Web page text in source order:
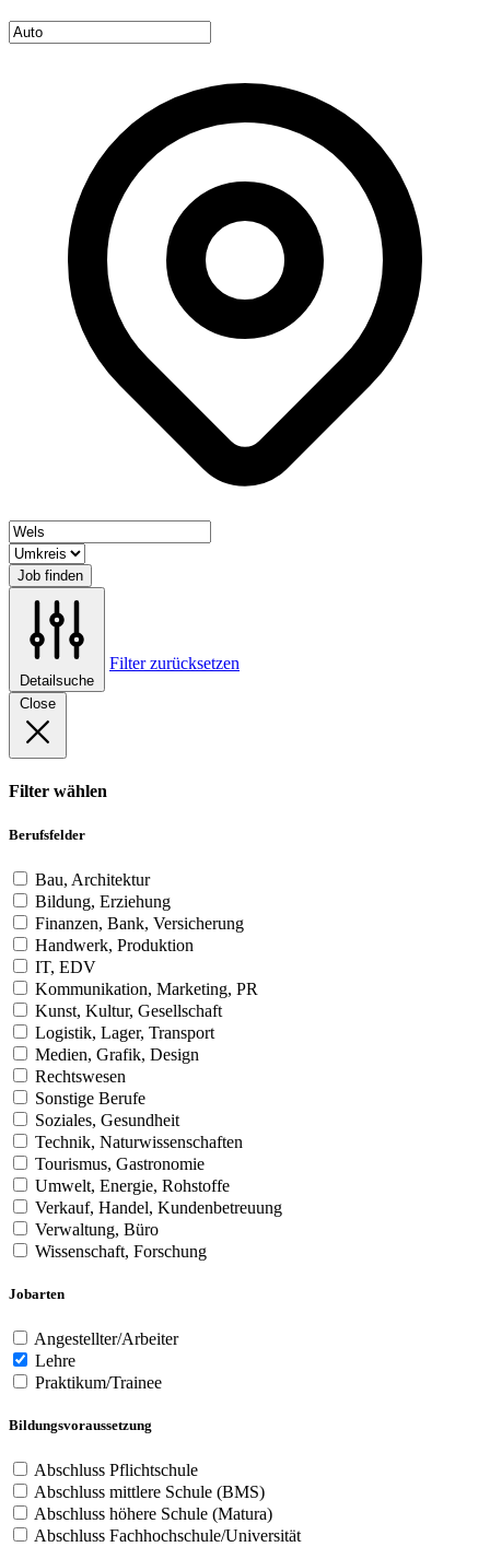
Job finden
Detailsuche
Filter zurücksetzen
Close
Filter wählen
Berufsfelder
Bau, Architektur
Bildung, Erziehung
Finanzen, Bank, Versicherung
Handwerk, Produktion
IT, EDV
Kommunikation, Marketing, PR
Kunst, Kultur, Gesellschaft
Logistik, Lager, Transport
Medien, Grafik, Design
Rechtswesen
Sonstige Berufe
Soziales, Gesundheit
Technik, Naturwissenschaften
Tourismus, Gastronomie
Umwelt, Energie, Rohstoffe
Verkauf, Handel, Kundenbetreuung
Verwaltung, Büro
Wissenschaft, Forschung
Jobarten
Angestellter/Arbeiter
Lehre
Praktikum/Trainee
Bildungsvoraussetzung
Abschluss Pflichtschule
Abschluss mittlere Schule (BMS)
Abschluss höhere Schule (Matura)
Abschluss Fachhochschule/Universität